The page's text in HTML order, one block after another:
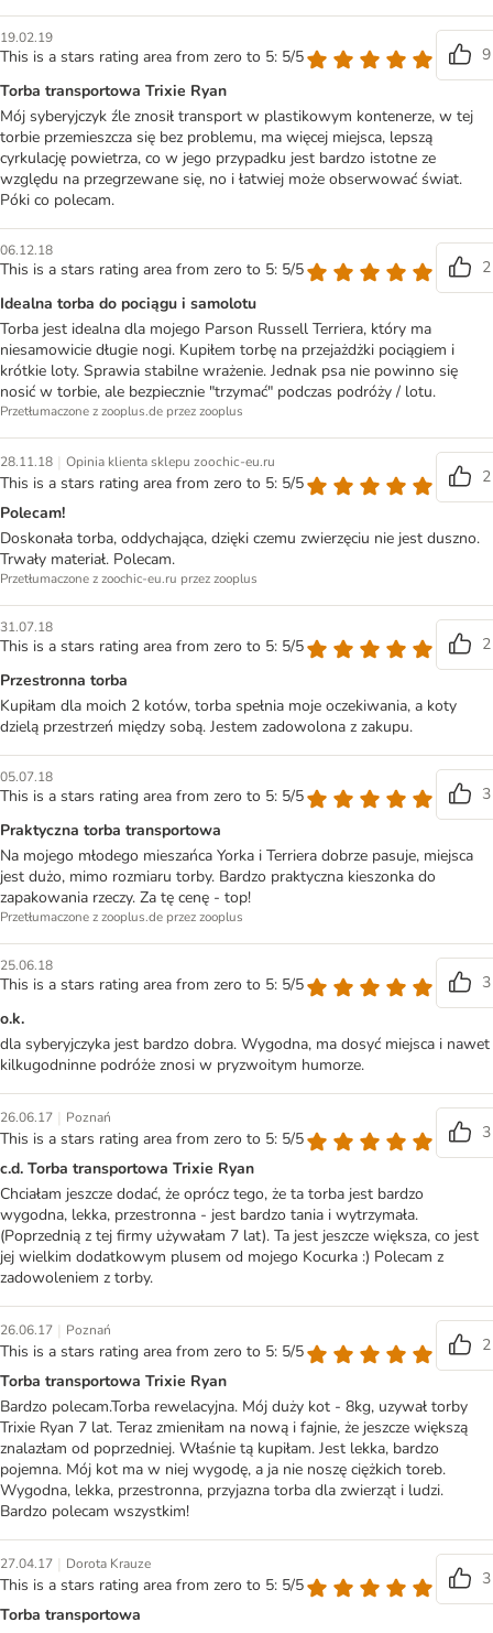
19.02.19
This is a stars rating area from zero to 5: 5/5
9
Torba transportowa Trixie Ryan
Mój syberyjczyk źle znosił transport w plastikowym kontenerze, w tej
torbie przemieszcza się bez problemu, ma więcej miejsca, lepszą
cyrkulację powietrza, co w jego przypadku jest bardzo istotne ze
względu na przegrzewane się, no i łatwiej może obserwować świat.
Póki co polecam.
06.12.18
This is a stars rating area from zero to 5: 5/5
2
Idealna torba do pociągu i samolotu
Torba jest idealna dla mojego Parson Russell Terriera, który ma
niesamowicie długie nogi. Kupiłem torbę na przejażdżki pociągiem i
krótkie loty. Sprawia stabilne wrażenie. Jednak psa nie powinno się
nosić w torbie, ale bezpiecznie "trzymać" podczas podróży / lotu.
Przetłumaczone z zooplus.de przez zooplus
28.11.18 | Opinia klienta sklepu zoochic-eu.ru
This is a stars rating area from zero to 5: 5/5
2
Polecam!
Doskonała torba, oddychająca, dzięki czemu zwierzęciu nie jest duszno.
Trwały materiał. Polecam.
Przetłumaczone z zoochic-eu.ru przez zooplus
31.07.18
This is a stars rating area from zero to 5: 5/5
2
Przestronna torba
Kupiłam dla moich 2 kotów, torba spełnia moje oczekiwania, a koty
dzielą przestrzeń między sobą. Jestem zadowolona z zakupu.
05.07.18
This is a stars rating area from zero to 5: 5/5
3
Praktyczna torba transportowa
Na mojego młodego mieszańca Yorka i Terriera dobrze pasuje, miejsca
jest dużo, mimo rozmiaru torby. Bardzo praktyczna kieszonka do
zapakowania rzeczy. Za tę cenę - top!
Przetłumaczone z zooplus.de przez zooplus
25.06.18
This is a stars rating area from zero to 5: 5/5
3
o.k.
dla syberyjczyka jest bardzo dobra. Wygodna, ma dosyć miejsca i nawet
kilkugodninne podróże znosi w pryzwoitym humorze.
26.06.17 | Poznań
This is a stars rating area from zero to 5: 5/5
3
c.d. Torba transportowa Trixie Ryan
Chciałam jeszcze dodać, że oprócz tego, że ta torba jest bardzo
wygodna, lekka, przestronna - jest bardzo tania i wytrzymała.
(Poprzednią z tej firmy używałam 7 lat). Ta jest jeszcze większa, co jest
jej wielkim dodatkowym plusem od mojego Kocurka :) Polecam z
zadowoleniem z torby.
26.06.17 | Poznań
This is a stars rating area from zero to 5: 5/5
2
Torba transportowa Trixie Ryan
Bardzo polecam.Torba rewelacyjna. Mój duży kot - 8kg, uzywał torby
Trixie Ryan 7 lat. Teraz zmieniłam na nową i fajnie, że jeszcze większą
znalazłam od poprzedniej. Właśnie tą kupiłam. Jest lekka, bardzo
pojemna. Mój kot ma w niej wygodę, a ja nie noszę ciężkich toreb.
Wygodna, lekka, przestronna, przyjazna torba dla zwierząt i ludzi.
Bardzo polecam wszystkim!
27.04.17 | Dorota Krauze
This is a stars rating area from zero to 5: 5/5
3
Torba transportowa